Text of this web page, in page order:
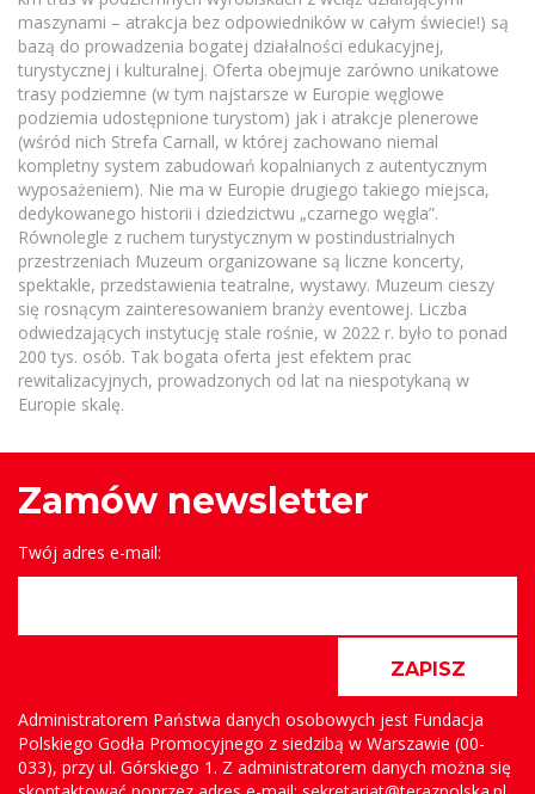
maszynami – atrakcja bez odpowiedników w całym świecie!) są
bazą do prowadzenia bogatej działalności edukacyjnej,
turystycznej i kulturalnej. Oferta obejmuje zarówno unikatowe
trasy podziemne (w tym najstarsze w Europie węglowe
podziemia udostępnione turystom) jak i atrakcje plenerowe
(wśród nich Strefa Carnall, w której zachowano niemal
kompletny system zabudowań kopalnianych z autentycznym
wyposażeniem). Nie ma w Europie drugiego takiego miejsca,
dedykowanego historii i dziedzictwu „czarnego węgla”.
Równolegle z ruchem turystycznym w postindustrialnych
przestrzeniach Muzeum organizowane są liczne koncerty,
spektakle, przedstawienia teatralne, wystawy. Muzeum cieszy
się rosnącym zainteresowaniem branży eventowej. Liczba
odwiedzających instytucję stale rośnie, w 2022 r. było to ponad
200 tys. osób. Tak bogata oferta jest efektem prac
rewitalizacyjnych, prowadzonych od lat na niespotykaną w
Europie skalę.
Zamów newsletter
Twój adres e-mail:
ZAPISZ
Administratorem Państwa danych osobowych jest Fundacja
Polskiego Godła Promocyjnego z siedzibą w Warszawie (00-
033), przy ul. Górskiego 1. Z administratorem danych można się